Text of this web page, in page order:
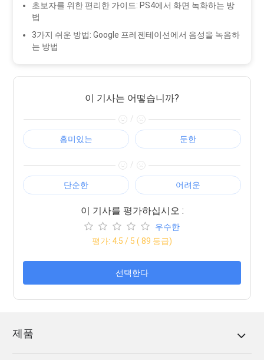
초보자를 위한 편리한 가이드: PS4에서 화면 녹화하는 방
법
3가지 쉬운 방법: Google 프레젠테이션에서 음성을 녹음하
는 방법
이 기사는 어떻습니까?
/
흥미있는 둔한
/
단순한 어려운
이 기사를 평가하십시오 :
우수한
평가: 4.5 / 5 ( 89 등급)
선택한다
제품